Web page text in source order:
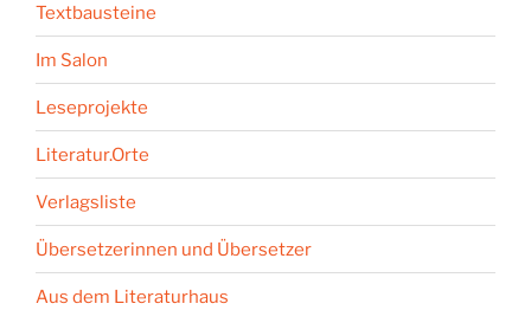
Textbausteine
Im Salon
Leseprojekte
Literatur.Orte
Verlagsliste
Übersetzerinnen und Übersetzer
Aus dem Literaturhaus